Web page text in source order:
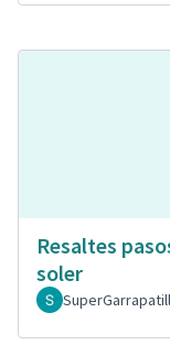
Resaltes
soler